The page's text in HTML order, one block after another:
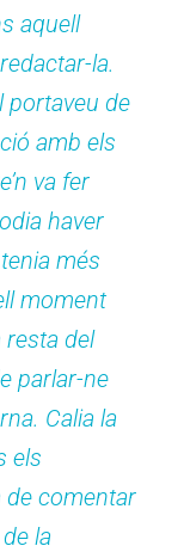
aquell
la.
portaveu de
amb els
va fer
haver
més
moment
resta del
parlar-ne
Calia la
els
de comentar
la